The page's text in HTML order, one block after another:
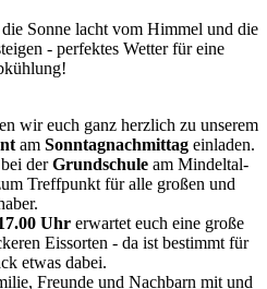
Sonne lacht vom Himmel und die
- perfektes Wetter für eine
wir euch ganz herzlich zu unserem
am Sonntagnachmittag einladen.
bei derGrundschule am Mindeltal-
Treffpunkt für alle großen und
Uhr erwartet euch eine große
Eissorten - da ist bestimmt für
etwas dabei.
Freunde und Nachbarn mit und